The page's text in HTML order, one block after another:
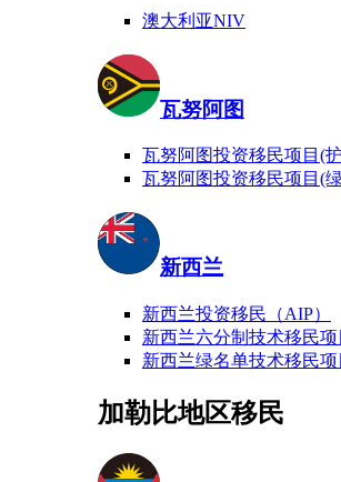
澳大利亚NIV
瓦努阿图
瓦努阿图投资移民项目(
瓦努阿图投资移民项目(
新西兰
新西兰投资移民（AIP）
新西兰六分制技术移民项
新西兰绿名单技术移民项
加勒比地区移民